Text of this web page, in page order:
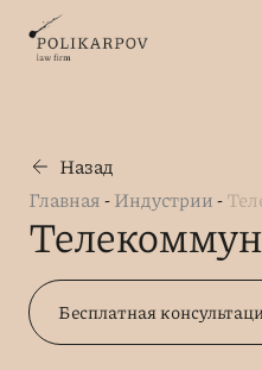
Назад
Главная-Индустрии-
Бесплатная